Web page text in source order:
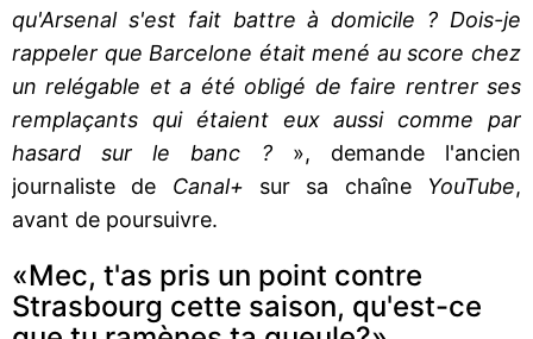
qu'Arsenal s'est fait battre à domicile ? Dois-je
rappeler que Barcelone était mené au score chez
un relégable et a été obligé de faire rentrer ses
remplaçants qui étaient eux aussi comme par
hasard sur le banc ?», demande l'ancien
journaliste de Canal+ sur sa chaîne YouTube,
avant de poursuivre.
«Mec, t'as pris un point contre
Strasbourg cette saison, qu'est-ce